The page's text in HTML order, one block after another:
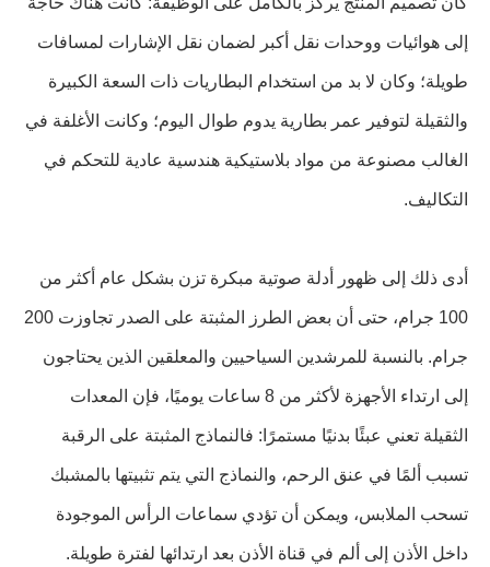
إلى هوائيات ووحدات نقل أكبر لضمان نقل الإشارات لمسافات
طويلة؛ وكان لا بد من استخدام البطاريات ذات السعة الكبيرة
والثقيلة لتوفير عمر بطارية يدوم طوال اليوم؛ وكانت الأغلفة في
الغالب مصنوعة من مواد بلاستيكية هندسية عادية للتحكم في
التكاليف.
أدى ذلك إلى ظهور أدلة صوتية مبكرة تزن بشكل عام أكثر من
100 جرام، حتى أن بعض الطرز المثبتة على الصدر تجاوزت 200
جرام. بالنسبة للمرشدين السياحيين والمعلقين الذين يحتاجون
إلى ارتداء الأجهزة لأكثر من 8 ساعات يوميًا، فإن المعدات
الثقيلة تعني عبئًا بدنيًا مستمرًا: فالنماذج المثبتة على الرقبة
تسبب ألمًا في عنق الرحم، والنماذج التي يتم تثبيتها بالمشبك
تسحب الملابس، ويمكن أن تؤدي سماعات الرأس الموجودة
داخل الأذن إلى ألم في قناة الأذن بعد ارتدائها لفترة طويلة.